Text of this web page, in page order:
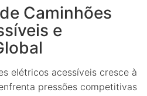
Caminhões
e
elétricos acessíveis cresce à
pressões competitivas